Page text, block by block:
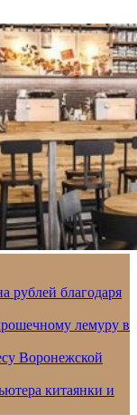
рублей благодаря
лемуру в
Воронежской
китаянки и